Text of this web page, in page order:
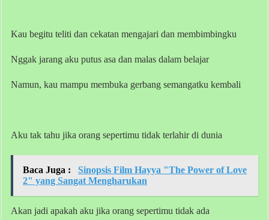
Kau begitu teliti dan cekatan mengajari dan membimbingku
Nggak jarang aku putus asa dan malas dalam belajar
Namun, kau mampu membuka gerbang semangatku kembali
Aku tak tahu jika orang sepertimu tidak terlahir di dunia
Baca Juga :
Sinopsis Film Hayya "The Power of Love
2" yang Sangat Mengharukan
Akan jadi apakah aku jika orang sepertimu tidak ada